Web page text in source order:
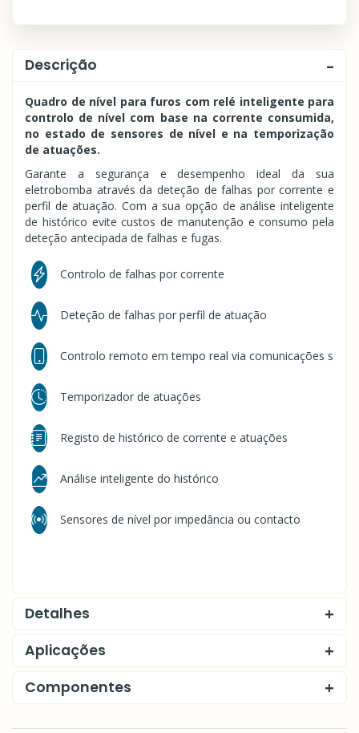
Descrição
Quadro de nível para furos com relé inteligente para
controlo de nível com base na corrente consumida,
no estado de sensores de nível e na temporização
de atuações.
Garante a segurança e desempenho ideal da sua
eletrobomba através da deteção de falhas por corrente e
perfil de atuação. Com a sua opção de análise inteligente
de histórico evite custos de manutenção e consumo pela
deteção antecipada de falhas e fugas.
Controlo de falhas por corrente
Deteção de falhas por perfil de atuação
Controlo remoto em tempo real via comunicações
Temporizador de atuações
Registo de histórico de corrente e atuações
Análise inteligente do histórico
Sensores de nível por impedância ou contacto
Detalhes
Aplicações
Componentes